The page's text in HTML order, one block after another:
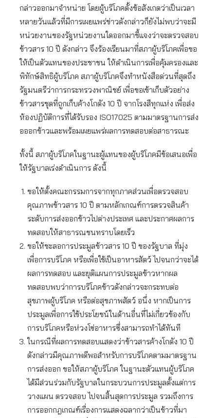
กล่าวออกมาจำหน่าย โดยผู้บริโภคตั้งข้อสังเกตว่าเป็นเวลา
หลายวันแล้วที่มีการเผยแพร่ข่าวดังกล่าวก็ยังไม่พบว่าจะมี
หน่วยงานของรัฐหน่วยงานใดออกมาชี้แจงว่าจะตรวจสอบ
ข้าวสาร 10 ปี ดังกล่าว จึงร้องเรียนมาที่สภาผู้บริโภคเพื่อขอ
ให้เป็นตัวแทนของประชาชน ให้ดำเนินการเพื่อคุ้มครองและ
พิทักษ์สิทธิผู้บริโภค สภาผู้บริโภคจึงทำหนังสือด่วนที่สุดถึง
รัฐมนตรีว่าการกระทรวงพาณิชย์ เพื่อขอเข้าเก็บตัวอย่าง
ข้าวสารชุดที่ถูกเก็บค้างโกดัง 10 ปี จากโรงสีทุกแห่ง เพื่อส่ง
ห้องปฏิบัติการที่ได้รับรอง ISO17025 ตามมาตรฐานการส่ง
อออกข้าวและพร้อมเผยแพร่ผลการทดสอบต่อสาธารณะ
ทั้งนี้ สภาผู้บริโภคในฐานะผู้แทนของผู้บริโภคมีข้อเสนอเพื่อ
ให้รัฐบาลเร่งดำเนินการ ดังนี้
ขอให้ตั้งคณะกรรมการจากทุกภาคส่วนเพื่อตรวจสอบ
คุณภาพข้าวสาร 10 ปี ตามหลักเกณฑ์การตรวจสินค้า
ระดับการส่งออกข้าวไปต่างประเทศ และประกาศผลการ
ทดสอบให้สาธารณชนทราบโดยเร็ว
ขอให้ชะลอการประมูลข้าวสาร 10 ปี ของรัฐบาล ที่มุ่ง
เพื่อการบริโภค หรือเพื่อใช้เป็นอาหารสัตว์ ไปจนกว่าจะได้
ผลการทดสอบ และยุติแผนการประมูลข้าวหากผล
ทดสอบพบว่าการบริโภคข้าวดังกล่าวจะกระทบต่อ
สุขภาพผู้บริโภค หรือต่อสุขภาพสัตว์ อนึ่ง หากเป็นการ
ประมูลเพื่อการใช้ประโยชน์ในด้านอื่นที่ไม่เกี่ยวข้องกับ
การบริโภคหรือห่วงโซ่อาหารซึ่งสามารถทำได้ทันที
ในกรณีที่ผลการทดสอบแสดงว่าข้าวสารค้างโกดัง 10 ปี
ดังกล่าวมีคุณภาพดีพอสำหรับการบริโภคตามมาตรฐาน
การส่งออก ขอให้สภาผู้บริโภค ในฐานะตัวแทนผู้บริโภค
ได้มีส่วนร่วมกับรัฐบาลในกระบวนการประมูลตั้งแต่การ
วางแผน ตรวจสอบ ไปจนสิ้นสุดการประมูล รวมถึงการ
การออกกฎเกณฑ์เรื่องการแสดงฉลากว่าเป็นข้าวที่มา